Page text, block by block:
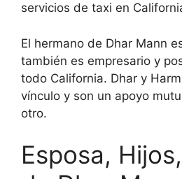
servicios de taxi en
El hermano de Dhar Mann
también es empresario y
todo California. Dhar y
vínculo y son un apoyo
otro.
Esposa,